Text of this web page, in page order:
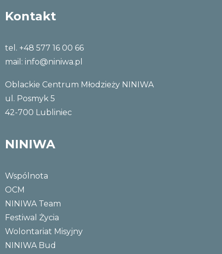
Kontakt
tel. +48 577 16 00 66
mail: info@niniwa.pl
Oblackie Centrum Młodzieży NINIWA
ul. Posmyk 5
42-700 Lubliniec
NINIWA
Wspólnota
OCM
NINIWA Team
Festiwal Życia
Wolontariat Misyjny
NINIWA Bud